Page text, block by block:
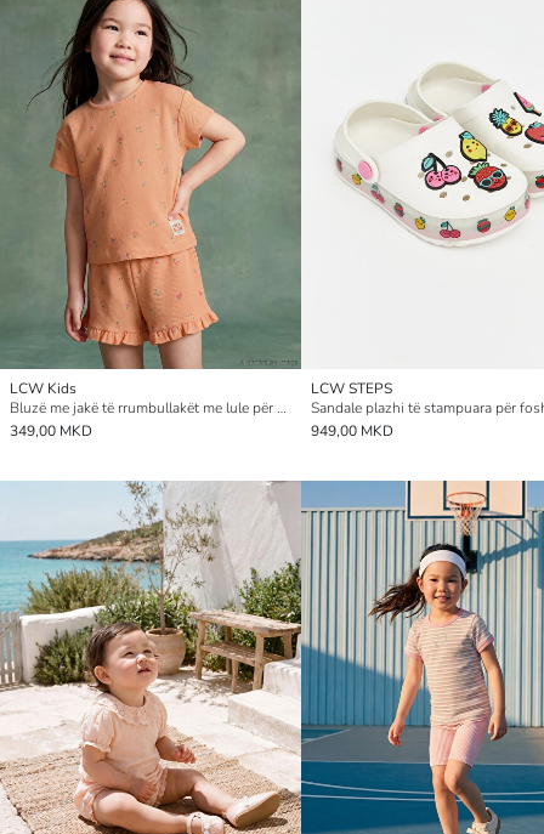
LCW Kids
Bluzë me jakë të rrumbullakët me lule për vajza
349,00 MKD
LCW STEPS
949,00 MKD